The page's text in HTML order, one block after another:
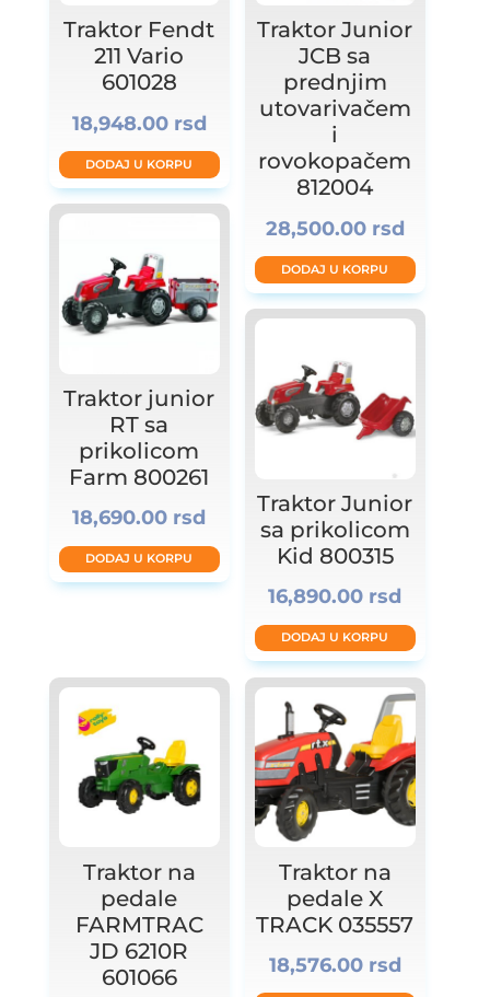
Traktor Fendt
211 Vario
601028
18,948.00 rsd
DODAJ U KORPU
Traktor Junior
JCB sa
prednjim
utovarivačem
i
rovokopačem
812004
28,500.00 rsd
DODAJ U KORPU
Traktor junior
RT sa
prikolicom
Farm 800261
18,690.00 rsd
DODAJ U KORPU
Traktor Junior
sa prikolicom
Kid 800315
16,890.00 rsd
DODAJ U KORPU
Traktor na
pedale
FARMTRAC
JD 6210R
601066
Traktor na
pedale X
TRACK 035557
18,576.00 rsd